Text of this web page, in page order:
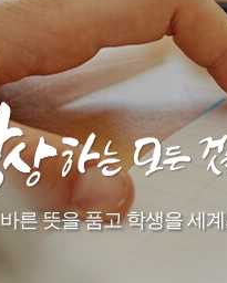
바른 뜻을 품고 학생을 세